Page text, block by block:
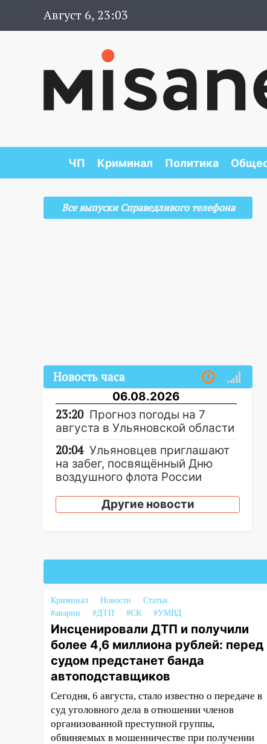
Август 6, 23:03
ЧП Криминал Политика
Все выпуски Справедливого телефона
Новость часа
06.08.2026
23:20 Прогноз погоды на 7
августа в Ульяновской области
20:04 Ульяновцев приглашают
на забег, посвящённый Дню
воздушного флота России
19:12 В Ульяновской области
руководителя частной
18:02 В Ульяновск едут звезды
17:08
Ульяновский областной
суд оставил в силе приговор
руководству
«УльяновскФармации» за
махинации на 3,2 млн рублей
16:09 Ветераны легкой
атлетики из Ульяновска
успешно выступили на
Чемпионате России
16:02 В Ульяновской области
Другие новости
Криминал Новости
Статьи
#аварии
#ДТП #СК #УМВД
Инсценировали ДТП и получили
более 4,6 миллиона рублей: перед
судом предстанет банда
автоподставщиков
Сегодня, 6 августа, стало известно о передаче в
суд уголовного дела в отношении членов
организованной преступной группы,
обвиняемых в мошенничестве при получении